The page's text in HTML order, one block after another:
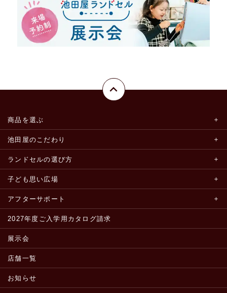
商品を選ぶ
池田屋のこだわり
ランドセルの選び方
子ども思い広場
アフターサポート
2027年度ご入学用カタログ請求
展示会
店舗一覧
お知らせ